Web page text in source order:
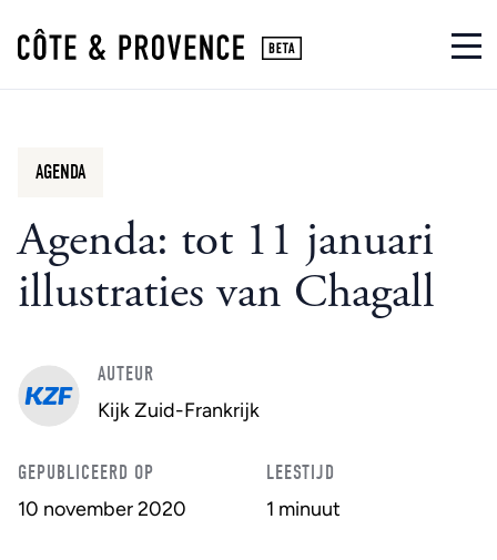
Agenda: tot 11 januari
illustraties van Chagall
AGENDA
AUTEUR
Kijk Zuid-Frankrijk
GEPUBLICEERD OP
10 november 2020
LEESTIJD
1 minuut